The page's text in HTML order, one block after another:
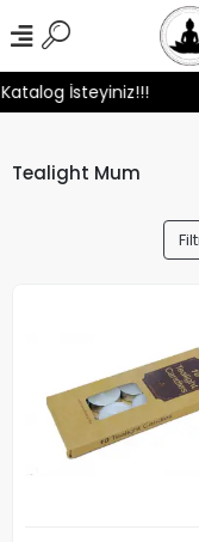
İsteyiniz!!!
Tealight Mum